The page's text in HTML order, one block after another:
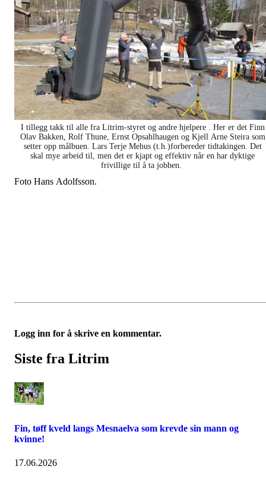
I tillegg takk til alle fra Litrim-styret og andre hjelpere . Her er det Finn
Olav Bakken, Rolf Thune, Ernst Opsahlhaugen og Kjell Arne Steira som
setter opp målbuen. Lars Terje Mehus (t.h.)forbereder tidtakingen. Det
skal mye arbeid til, men det er kjapt og effektiv når en har dyktige
frivillige til å ta jobben.
Foto Hans Adolfsson.
Logg inn for å skrive en kommentar.
Siste fra Litrim
Fin, tøff kveld langs Mesnaelva som krevde sin mann og
kvinne!
17.06.2026